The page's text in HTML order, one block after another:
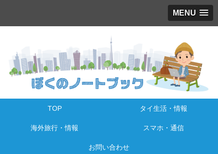
MENU
TOP タイ生活・情報
海外旅行・情報 スマホ・通信
お問い合わせ